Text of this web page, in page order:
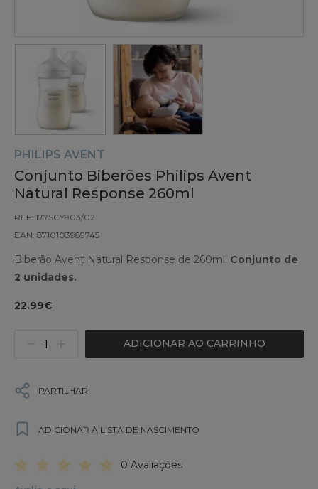
PHILIPS AVENT
Conjunto Biberões Philips Avent
Natural Response 260ml
REF: 177SCY903/02
EAN: 8710103989745
Biberão Avent Natural Response de 260ml. Conjunto de
2 unidades.
22.99€
ADICIONAR AO CARRINHO
PARTILHAR
ADICIONAR À LISTA DE NASCIMENTO
0 Avaliações